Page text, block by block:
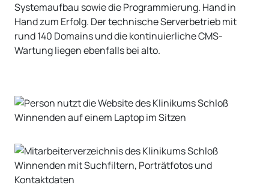
Systemaufbau sowie die Programmierung. Hand in
Hand zum Erfolg. Der technische Serverbetrieb mit
rund 140 Domains und die kontinuierliche CMS-
Wartung liegen ebenfalls bei alto.